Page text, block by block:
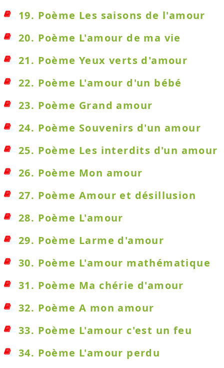
19. Poème Les saisons de l'amour
20. Poème L'amour de ma vie
21. Poème Yeux verts d'amour
22. Poème L'amour d'un bébé
23. Poème Grand amour
24. Poème Souvenirs d'un amour
25. Poème Les interdits d'un amour
26. Poème Mon amour
27. Poème Amour et désillusion
28. Poème L'amour
29. Poème Larme d'amour
30. Poème L'amour mathématique
31. Poème Ma chérie d'amour
32. Poème A mon amour
33. Poème L'amour c'est un feu
34. Poème L'amour perdu